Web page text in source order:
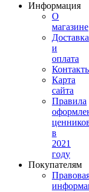
Информация
О
магазине
Доставка
и
оплата
Карта
сайта
Правила
в
2021
году
Покупателям